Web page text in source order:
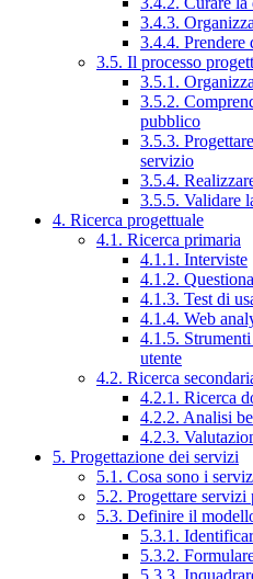
3.4.3.
3.4.4. Prendere
3.5. Il processo
3.5.1.
3.5.2.
pubblico
3.5.3.
servizio
3.5.4.
3.5.5. Validare
4. Ricerca progettuale
4.1. Ricerca primaria
4.1.1. Interviste
4.1.2.
4.1.3. Test di
4.1.4. Web
4.1.5. Strumenti
utente
4.2. Ricerca
4.2.1. Ricerca
4.2.2. Analisi
4.2.3.
5. Progettazione dei servizi
5.1. Cosa sono i
5.2. Progettare
5.3. Definire il
5.3.1.
5.3.2.
5.3.3.